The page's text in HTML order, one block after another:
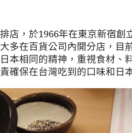
店，於1966年在東京新宿創
多在百貨公司內開分店，目
本相同的精神，重視食材、
確保在台灣吃到的口味和日